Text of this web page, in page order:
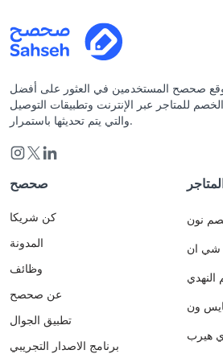
صحصح المستخدمين في العثور على أفضل
للمتاجر عبر الإنترنت وتطبيقات التوصيل
والتي يتم تحديثها باستمرار.
صحصح
كن شريكا
المدونة
وظائف
عن صحصح
تطبيق الجوال
برنامج الاصدار التجريبي
نون
شي ان
ون
هيرب